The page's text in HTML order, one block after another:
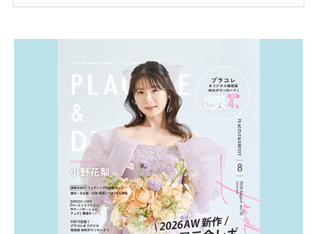
ため、比較せずに選ぶと損をしてしまうことも……。
一番お得？」「プラコレの特典は？」といった疑問も
解決します。 まずは診断で候補を絞れる「ウェディ
ング診断」か、体験型 […]続きを読む